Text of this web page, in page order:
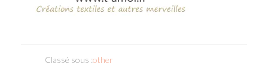
Classé sous :other